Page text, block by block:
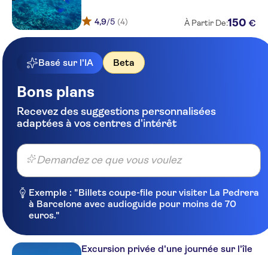
4,9/5 (4) À Partir De:150 €
Basé sur l'IA Beta
Bons plans
Recevez des suggestions personnalisées
adaptées à vos centres d'intérêt
Demandez ce que vous voulez
Exemple : "Billets coupe-file pour visiter La Pedrera
à Barcelone avec audioguide pour moins de 70
euros."
Excursion privée d'une journée sur l'île